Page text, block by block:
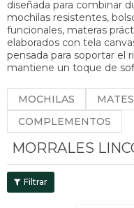
diseñada para combinar
mochilas resistentes,
funcionales, materas
elaborados con tela
pensada para soportar el
mantiene un toque de
MOCHILAS
COMPLEMENTOS
MORRALES